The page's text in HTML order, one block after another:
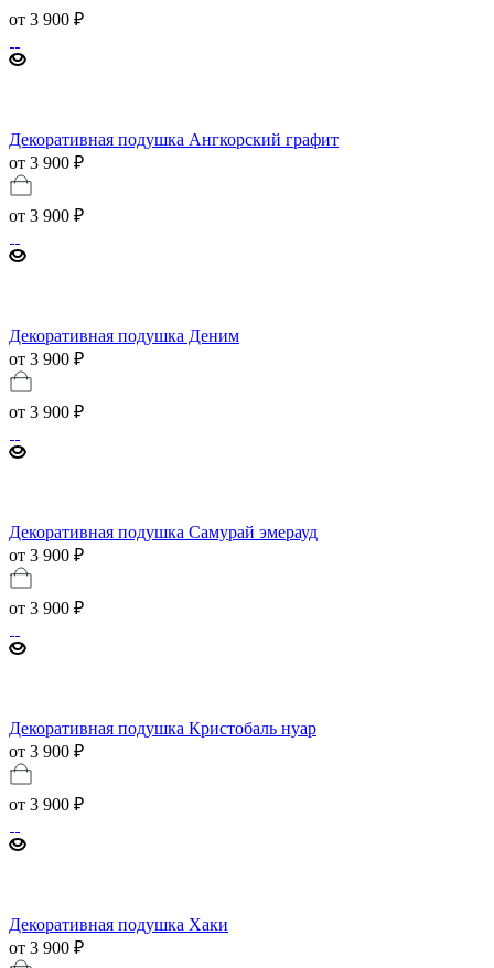
от 3 900 ₽
Декоративная подушка Ангкорский графит
от 3 900 ₽
от 3 900 ₽
Декоративная подушка Деним
от 3 900 ₽
от 3 900 ₽
Декоративная подушка Самурай эмерауд
от 3 900 ₽
от 3 900 ₽
Декоративная подушка Кристобаль нуар
от 3 900 ₽
от 3 900 ₽
Декоративная подушка Хаки
от 3 900 ₽